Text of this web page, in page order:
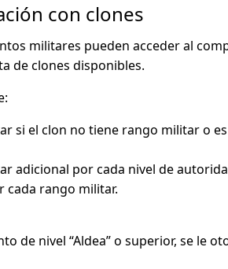
con clones
militares pueden acceder al
de clones disponibles.
si el clon no tiene rango militar o
adicional por cada nivel de
cada rango militar.
de nivel “Aldea” o superior, se le